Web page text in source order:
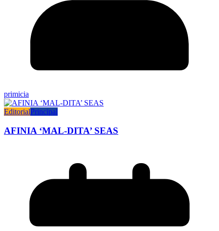
primicia
EditorialPrincipal
AFINIA ‘MAL-DITA’ SEAS